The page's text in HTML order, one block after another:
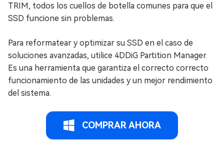
TRIM, todos los cuellos de botella comunes para que el
SSD funcione sin problemas.
Para reformatear y optimizar su SSD en el caso de
soluciones avanzadas, utilice 4DDiG Partition Manager.
Es una herramienta que garantiza el correcto correcto
funcionamiento de las unidades y un mejor rendimiento
del sistema.
COMPRAR AHORA